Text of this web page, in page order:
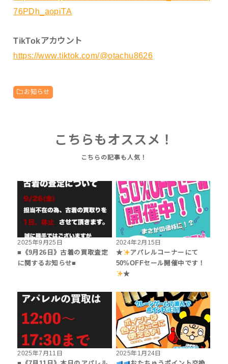
76PDh_aopiTA
TikTokアカウント
https://www.tiktok.com/@otachu8626
お知らせ
こちらもオススメ！
2025年9月25日
■《9月26日》古着の買取査定
に関するお知らせ■
2024年2月15日
★
アパレルコーナーにて
50%OFFセール開催中です！
★
2025年7月11日
2025年1月24日